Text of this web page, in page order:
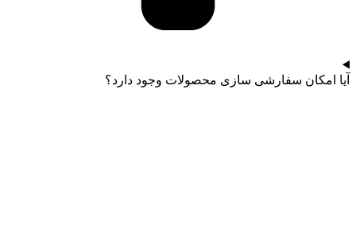
آیا امکان سفارشی سازی محصولات وجود دارد؟